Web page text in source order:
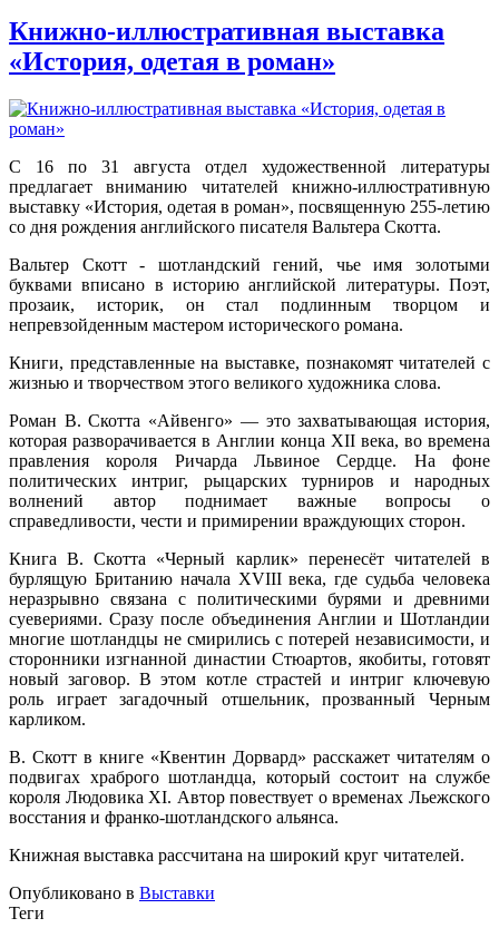
Книжно-иллюстративная выставка
«История, одетая в роман»
С 16 по 31 августа отдел художественной литературы
предлагает вниманию читателей книжно-иллюстративную
выставку «История, одетая в роман», посвященную 255-летию
со дня рождения английского писателя Вальтера Скотта.
Вальтер Скотт - шотландский гений, чье имя золотыми
буквами вписано в историю английской литературы. Поэт,
прозаик, историк, он стал подлинным творцом и
непревзойденным мастером исторического романа.
Книги, представленные на выставке, познакомят читателей с
жизнью и творчеством этого великого художника слова.
Роман В. Скотта «Айвенго» — это захватывающая история,
которая разворачивается в Англии конца XII века, во времена
правления короля Ричарда Львиное Сердце. На фоне
политических интриг, рыцарских турниров и народных
волнений автор поднимает важные вопросы о
справедливости, чести и примирении враждующих сторон.
Книга В. Скотта «Черный карлик» перенесёт читателей в
бурлящую Британию начала XVIII века, где судьба человека
неразрывно связана с политическими бурями и древними
суевериями. Сразу после объединения Англии и Шотландии
многие шотландцы не смирились с потерей независимости, и
сторонники изгнанной династии Стюартов, якобиты, готовят
новый заговор. В этом котле страстей и интриг ключевую
роль играет загадочный отшельник, прозванный Черным
карликом.
В. Скотт в книге «Квентин Дорвард» расскажет читателям о
подвигах храброго шотландца, который состоит на службе
короля Людовика XI. Автор повествует о временах Льежского
восстания и франко-шотландского альянса.
Книжная выставка рассчитана на широкий круг читателей.
Опубликовано в Выставки
Теги